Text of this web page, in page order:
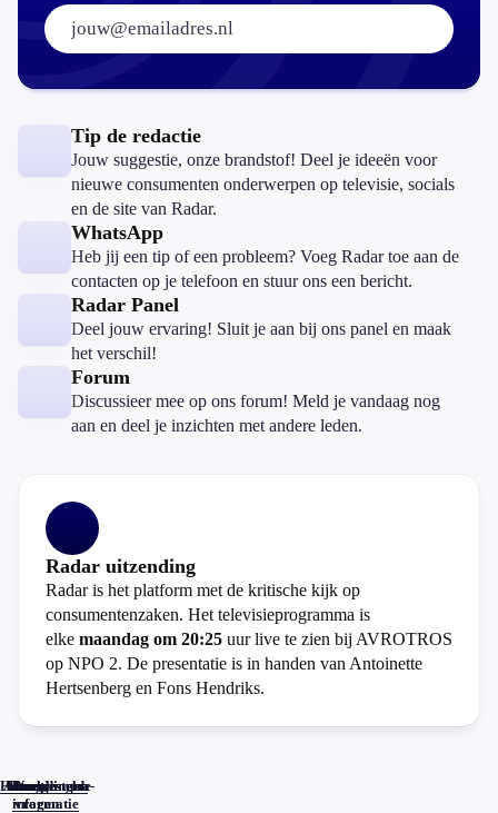
E-mailadres:
Tip de redactie
Jouw suggestie, onze brandstof! Deel je ideeën voor
nieuwe consumenten onderwerpen op televisie, socials
en de site van Radar.
WhatsApp
Heb jij een tip of een probleem? Voeg Radar toe aan de
contacten op je telefoon en stuur ons een bericht.
Radar Panel
Deel jouw ervaring! Sluit je aan bij ons panel en maak
het verschil!
Forum
Discussieer mee op ons forum! Meld je vandaag nog
aan en deel je inzichten met andere leden.
Radar uitzending
Radar is het platform met de kritische kijk op
consumentenzaken. Het televisieprogramma is
elke maandag om 20:25 uur live te zien bij AVROTROS
op NPO 2. De presentatie is in handen van Antoinette
Hertsenberg en Fons Hendriks.
Home
Actueel
Uitzendingen
Reacties
Programma-
informatie
Veelgestelde
vragen